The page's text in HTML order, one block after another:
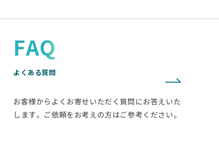
FAQ
よくある質問
お客様からよくお寄せいただく質問にお答えいた
します。ご依頼をお考えの方はご参考ください。